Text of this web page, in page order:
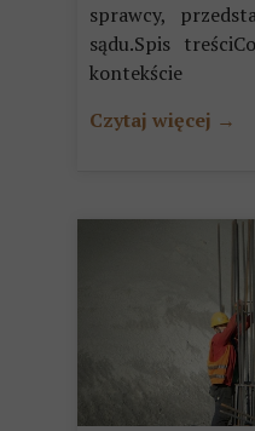
sprawcy,
sądu.Spis
kontekście
Czytaj więcej →